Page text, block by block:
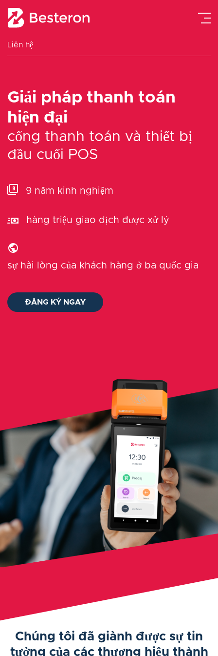
Liên hệ
ĐĂNG KÝ NGAY
Liên hệ
Giải pháp thanh toán
hiện đại
cổng thanh toán và thiết bị
đầu cuối POS
9 năm kinh nghiệm
hàng triệu giao dịch được xử lý
sự hài lòng của khách hàng ở ba quốc gia
ĐĂNG KÝ NGAY
Chúng tôi đã giành được sự tin
tưởng của các thương hiệu thành